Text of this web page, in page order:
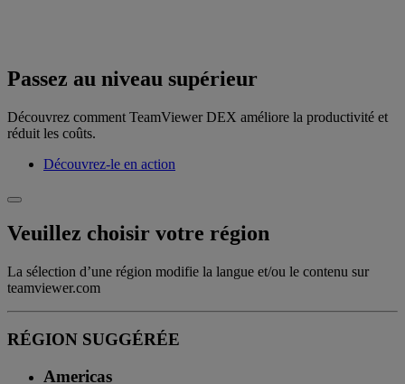
Passez au niveau supérieur
Découvrez comment TeamViewer DEX améliore la productivité et
réduit les coûts.
Découvrez-le en action
Veuillez choisir votre région
La sélection d’une région modifie la langue et/ou le contenu sur
teamviewer.com
RÉGION SUGGÉRÉE
Americas